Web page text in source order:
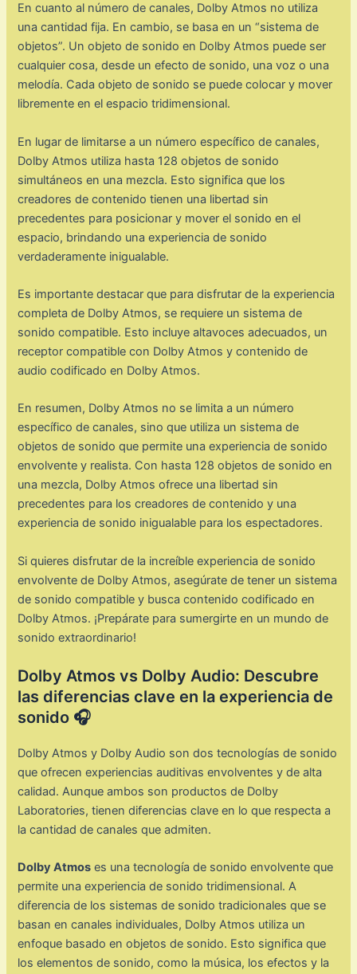
En cuanto al número de canales, Dolby Atmos no utiliza
una cantidad fija. En cambio, se basa en un “sistema de
objetos”. Un objeto de sonido en Dolby Atmos puede ser
cualquier cosa, desde un efecto de sonido, una voz o una
melodía. Cada objeto de sonido se puede colocar y mover
libremente en el espacio tridimensional.
En lugar de limitarse a un número específico de canales,
Dolby Atmos utiliza hasta 128 objetos de sonido
simultáneos en una mezcla. Esto significa que los
creadores de contenido tienen una libertad sin
precedentes para posicionar y mover el sonido en el
espacio, brindando una experiencia de sonido
verdaderamente inigualable.
Es importante destacar que para disfrutar de la experiencia
completa de Dolby Atmos, se requiere un sistema de
sonido compatible. Esto incluye altavoces adecuados, un
receptor compatible con Dolby Atmos y contenido de
audio codificado en Dolby Atmos.
En resumen, Dolby Atmos no se limita a un número
específico de canales, sino que utiliza un sistema de
objetos de sonido que permite una experiencia de sonido
envolvente y realista. Con hasta 128 objetos de sonido en
una mezcla, Dolby Atmos ofrece una libertad sin
precedentes para los creadores de contenido y una
experiencia de sonido inigualable para los espectadores.
Si quieres disfrutar de la increíble experiencia de sonido
envolvente de Dolby Atmos, asegúrate de tener un sistema
de sonido compatible y busca contenido codificado en
Dolby Atmos. ¡Prepárate para sumergirte en un mundo de
sonido extraordinario!
Dolby Atmos vs Dolby Audio: Descubre
las diferencias clave en la experiencia de
sonido 🎧
Dolby Atmos y Dolby Audio son dos tecnologías de sonido
que ofrecen experiencias auditivas envolventes y de alta
calidad. Aunque ambos son productos de Dolby
Laboratories, tienen diferencias clave en lo que respecta a
la cantidad de canales que admiten.
Dolby Atmos es una tecnología de sonido envolvente que
permite una experiencia de sonido tridimensional. A
diferencia de los sistemas de sonido tradicionales que se
basan en canales individuales, Dolby Atmos utiliza un
enfoque basado en objetos de sonido. Esto significa que
los elementos de sonido, como la música, los efectos y la